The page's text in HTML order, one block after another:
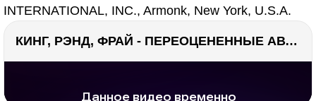
INTERNATIONAL, INC., Armonk, New York, U.S.A.
КИНГ, РЭНД, ФРАЙ - ПЕРЕОЦЕНЕННЫЕ АВТОРЫ? ¯\_(ツ)_/¯